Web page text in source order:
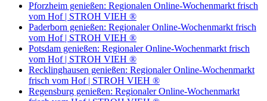
Pforzheim genießen: Regionalen Online-Wochenmarkt frisch
vom Hof | STROH VIEH ®
Paderborn genießen: Regionaler Online-Wochenmarkt frisch
vom Hof | STROH VIEH ®
Potsdam genießen: Regionaler Online-Wochenmarkt frisch
vom Hof | STROH VIEH ®
Recklinghausen genießen: Regionaler Online-Wochenmarkt
frisch vom Hof | STROH VIEH ®
Regensburg genießen: Regionaler Online-Wochenmarkt